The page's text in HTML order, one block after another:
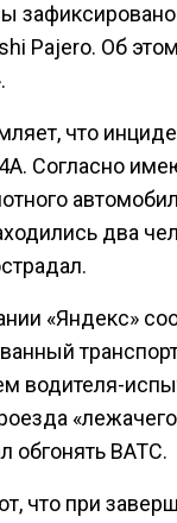
Pajero. Об
что
Согласно
два
«Яндекс»
водителя-
обгонять ВАТС.
что при